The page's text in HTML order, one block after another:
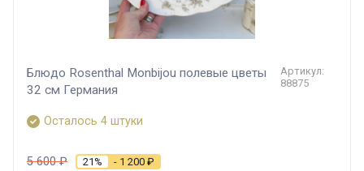
Блюдо Rosenthal Monbijou полевые цветы
32 см Германия
Артикул:
88875
Осталось 4 штуки
5 600₽ 21% - 1 200 ₽